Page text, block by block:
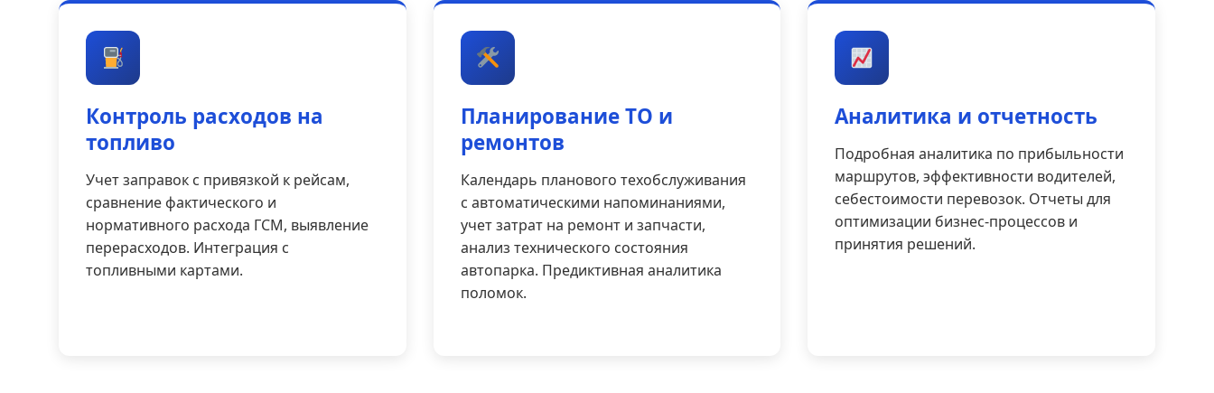
Контроль расходов на
топливо
Учет заправок с привязкой к рейсам,
сравнение фактического и
нормативного расхода ГСМ, выявление
перерасходов. Интеграция с
топливными картами.
Планирование ТО и
ремонтов
Календарь планового техобслуживания
с автоматическими напоминаниями,
учет затрат на ремонт и запчасти,
анализ технического состояния
автопарка. Предиктивная аналитика
поломок.
Аналитика и отчетность
Подробная аналитика по прибыльности
маршрутов, эффективности водителей,
себестоимости перевозок. Отчеты для
оптимизации бизнес-процессов и
принятия решений.